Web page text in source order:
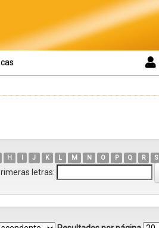
H I J K L M N O P Q R S
letras: